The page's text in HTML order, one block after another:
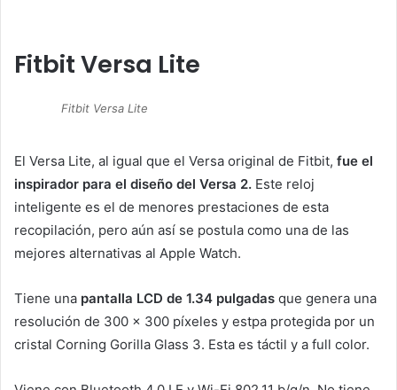
Fitbit Versa Lite
Fitbit Versa Lite
El Versa Lite, al igual que el Versa original de Fitbit, fue el
inspirador para el diseño del Versa 2. Este reloj
inteligente es el de menores prestaciones de esta
recopilación, pero aún así se postula como una de las
mejores alternativas al Apple Watch.
Tiene una pantalla LCD de 1.34 pulgadas que genera una
resolución de 300 x 300 píxeles y estpa protegida por un
cristal Corning Gorilla Glass 3. Esta es táctil y a full color.